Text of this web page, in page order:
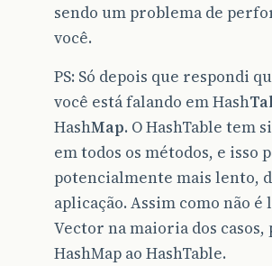
sendo um problema de
você.
PS: Só depois que respondi
você está falando em Hash
HashMap. O HashTable tem
em todos os métodos, e isso
potencialmente mais lento,
aplicação. Assim como não
Vector na maioria dos
HashMap ao HashTable.